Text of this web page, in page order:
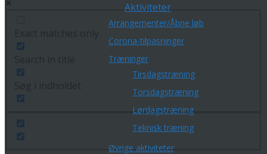
Aktiviteter
Arrangementer/Åbne løb
Corona-tilpasninger
Træninger
Tirsdagstræning
Torsdagstræning
Lørdagstræning
Teknisk træning
Øvrige aktiviteter